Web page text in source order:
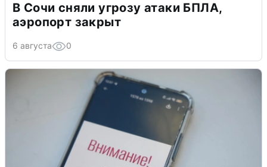
В Сочи сняли угрозу атаки БПЛА,
аэропорт закрыт
6 августа 0